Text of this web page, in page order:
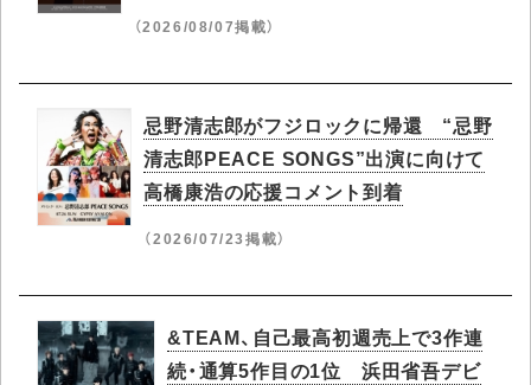
（2026/08/07掲載）
忌野清志郎がフジロックに帰還 “忌野
清志郎PEACE SONGS”出演に向けて
高橋康浩の応援コメント到着
（2026/07/23掲載）
&TEAM、自己最高初週売上で3作連
続・通算5作目の1位 浜田省吾デビ